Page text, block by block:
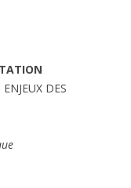
DES